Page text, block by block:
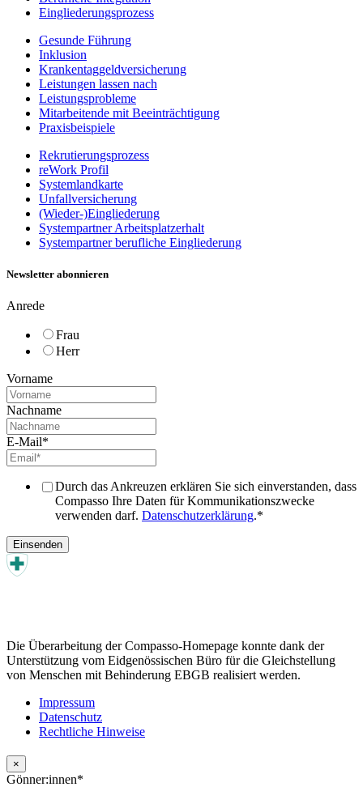
Eingliederungsprozess
Gesunde Führung
Inklusion
Krankentaggeldversicherung
Leistungen lassen nach
Leistungsprobleme
Mitarbeitende mit Beeinträchtigung
Praxisbeispiele
Rekrutierungsprozess
reWork Profil
Systemlandkarte
Unfallversicherung
(Wieder-)Eingliederung
Systempartner Arbeitsplatzerhalt
Systempartner berufliche Eingliederung
Newsletter abonnieren
Anrede
Frau
Herr
Vorname
Nachname
E-Mail*
Durch das Ankreuzen erklären Sie sich einverstanden, dass
Compasso Ihre Daten für Kommunikationszwecke
verwenden darf. Datenschutzerklärung.*
Die Überarbeitung der Compasso-Homepage konnte dank der
Unterstützung vom Eidgenössischen Büro für die Gleichstellung
von Menschen mit Behinderung EBGB realisiert werden.
Impressum
Datenschutz
Rechtliche Hinweise
×
Gönner:innen*